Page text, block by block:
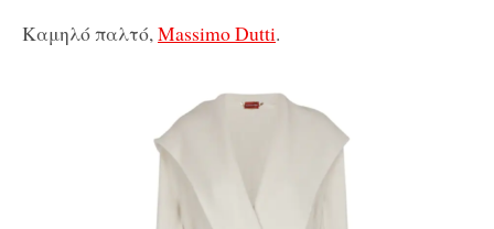
Καμηλό παλτό,Massimo Dutti.